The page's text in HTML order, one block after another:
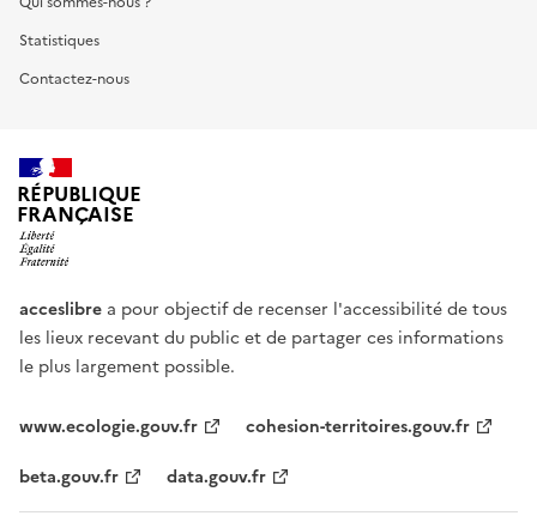
Statistiques
Contactez-nous
RÉPUBLIQUE
FRANÇAISE
acceslibre a pour objectif de recenser l'accessibilité de tous
les lieux recevant du public et de partager ces informations
le plus largement possible.
www.ecologie.gouv.fr
cohesion-territoires.gouv.fr
beta.gouv.fr
data.gouv.fr